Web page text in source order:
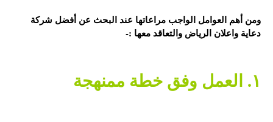
ومن أهم العوامل الواجب مراعاتها عند البحث عن أفضلشركة
دعاية واعلان الرياضوالتعاقد معها :-